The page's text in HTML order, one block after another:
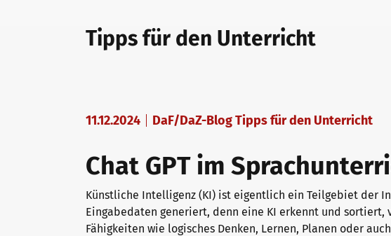
Einstufungstest
Verlagsprogramm: Support & FAQ
ZQ BSK
Tipps für den Unterricht
11.12.2024 DaF/DaZ-Blog Tipps für den Unterricht
Chat GPT im
Künstliche Intelligenz (KI) ist eigentlich ein Teilgebiet der
Eingabedaten generiert, denn eine KI erkennt und
Fähigkeiten wie logisches Denken, Lernen, Planen oder